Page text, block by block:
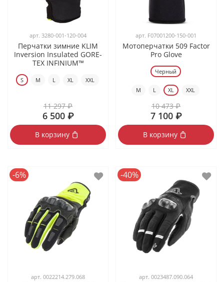
арт. 3280-001-120-004
Перчатки зимние KLIM
Inversion Insulated GORE-
TEX INFINIUM™
S M L XL XXL
11 297 ₽
6 500 ₽
В корзину
арт. F07001200-150-001
Мотоперчатки 509 Factor
Pro Glove
Черный
M L XL XXL
10 473 ₽
7 100 ₽
В корзину
-6%
арт. 0022214.279.068
-40%
арт. 0023487.090.064